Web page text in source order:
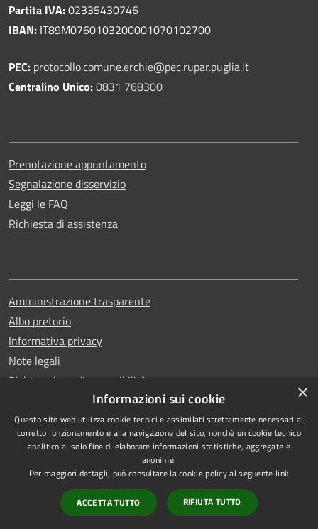
Partita IVA:02335430746
IBAN: IT89M0760103200001070102700
PEC: protocollo.comune.erchie@pec.rupar.puglia.it
Centralino Unico:0831 768300
Prenotazione appuntamento
Segnalazione disservizio
Leggi le FAQ
Richiesta di assistenza
Amministrazione trasparente
Albo pretorio
Informativa privacy
Note legali
Dichiarazione di accessibilità
RSS
Accessibilità
Copyright © 2026 • Comune di
Erchie • Powered by
Municipium•Accesso
redazione
×
Informazioni sui cookie
Questo sito web utilizza cookie tecnici e assimilati strettamente necessari al
corretto funzionamento e alla navigazione del sito, nonché un cookie tecnico
analitico al solo fine di elaborare informazioni statistiche, aggregate e
anonime.
Per maggiori dettagli, può consultare la cookie policy al seguente link
ACCETTA TUTTO RIFIUTA TUTTO